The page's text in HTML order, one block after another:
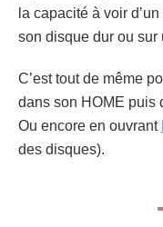
la capacité à voir
son disque dur ou sur
C’est tout de même
dans son HOME puis
Ou encore en ouvrant
des disques).